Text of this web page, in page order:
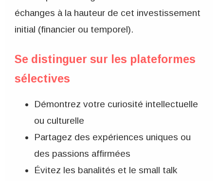
échanges à la hauteur de cet investissement
initial (financier ou temporel).
Se distinguer sur les plateformes
sélectives
Démontrez votre curiosité intellectuelle
ou culturelle
Partagez des expériences uniques ou
des passions affirmées
Évitez les banalités et le small talk